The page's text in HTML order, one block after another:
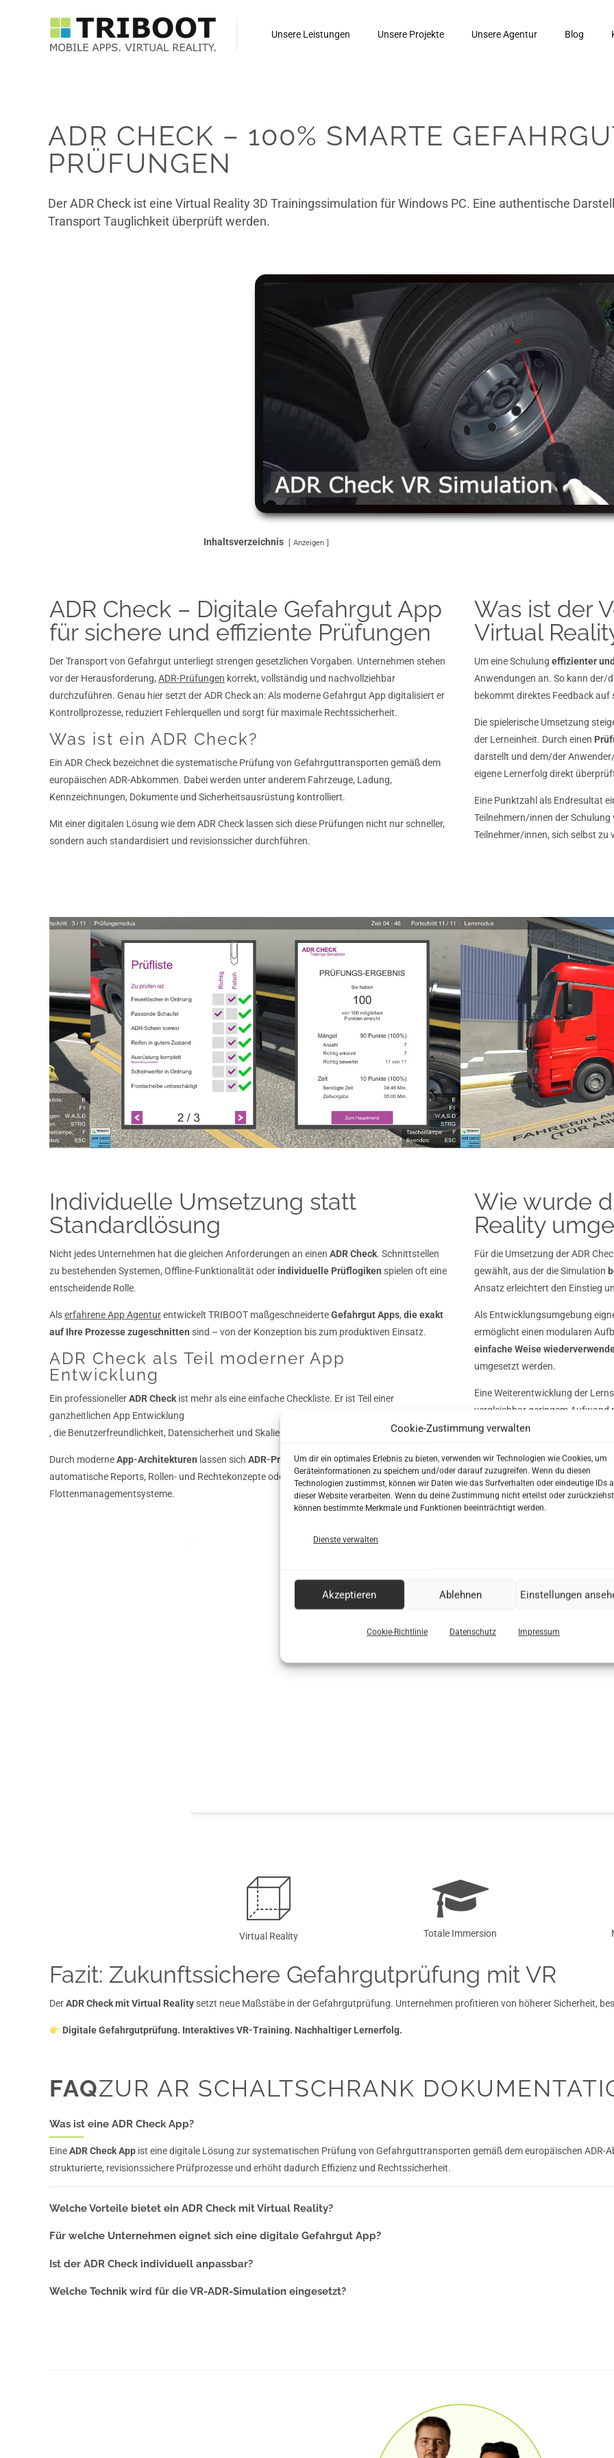
Cookie-Zustimmung verwalten
Um dir ein optimales Erlebnis zu bieten, verwenden wir Technologien wie Cookies, um
Geräteinformationen zu speichern und/oder darauf zuzugreifen. Wenn du diesen
Technologien zustimmst, können wir Daten wie das Surfverhalten oder eindeutige IDs
dieser Website verarbeiten. Wenn du deine Zustimmung nicht erteilst oder
können bestimmte Merkmale und Funktionen beeinträchtigt werden.
Dienste verwalten
Akzeptieren Ablehnen Einstellungen
Cookie-Richtlinie Datenschutz Impressum
Unsere Leistungen Unsere Projekte Unsere Agentur Blog
ADR CHECK – 100% SMARTE
PRÜFUNGEN
Der ADR Check ist eine Virtual Reality 3D Trainingssimulation für Windows PC. Eine authentische
Transport Tauglichkeit überprüft werden.
Inhaltsverzeichnis Anzeigen
ADR Check – Digitale Gefahrgut App
für sichere und effiziente Prüfungen
Der Transport von Gefahrgut unterliegt strengen gesetzlichen Vorgaben. Unternehmen stehen
vor der Herausforderung, ADR-Prüfungen korrekt, vollständig und nachvollziehbar
durchzuführen. Genau hier setzt der ADR Check an: Als moderne Gefahrgut App digitalisiert er
Kontrollprozesse, reduziert Fehlerquellen und sorgt für maximale Rechtssicherheit.
Was ist ein ADR Check?
Ein ADR Check bezeichnet die systematische Prüfung von Gefahrguttransporten gemäß dem
europäischen ADR-Abkommen. Dabei werden unter anderem Fahrzeuge, Ladung,
Kennzeichnungen, Dokumente und Sicherheitsausrüstung kontrolliert.
Mit einer digitalen Lösung wie dem ADR Check lassen sich diese Prüfungen nicht nur schneller,
sondern auch standardisiert und revisionssicher durchführen.
Was ist der
Virtual
Um eine Schulung effizienter
Anwendungen an. So kann der/
bekommt direktes Feedback auf
Die spielerische Umsetzung
der Lerneinheit. Durch einen
darstellt und dem/der
eigene Lernerfolg direkt
Eine Punktzahl als Endresultat
Teilnehmern/innen der
Teilnehmer/innen, sich selbst zu
Individuelle Umsetzung statt
Standardlösung
Nicht jedes Unternehmen hat die gleichen Anforderungen an einen ADR Check. Schnittstellen
zu bestehenden Systemen, Offline-Funktionalität oder individuelle Prüflogiken spielen oft eine
entscheidende Rolle.
Alserfahrene App Agenturentwickelt TRIBOOT maßgeschneiderteGefahrgut Apps, die exakt
auf Ihre Prozesse zugeschnitten sind – von der Konzeption bis zum produktiven Einsatz.
ADR Check als Teil moderner App
Entwicklung
Ein professionellerADR Check ist mehr als eine einfache Checkliste. Er ist Teil einer
ganzheitlichen App Entwicklung
, die Benutzerfreundlichkeit, Datensicherheit und Skalierbarkeit vereint.
Durch moderneApp-Architekturen lassen sich ADR-Prüfungenflexibel erweitern – etwa um
automatische Reports, Rollen- und Rechtekonzepte oder Anbindungen an ERP- und
Flottenmanagementsysteme.
Wie wurde
Reality
Für die Umsetzung der ADR
gewählt, aus der die Simulation
Ansatz erleichtert den Einstieg
Als Entwicklungsumgebung
ermöglicht einen modularen
einfache Weise
umgesetzt werden.
Eine Weiterentwicklung der
vergleichbar geringem Aufwand
Lernumgebung. Informieren Sie
Klicke auf "Ich stimme zu", um Youtube zu
Virtual Reality Totale Immersion
Fazit: Zukunftssichere Gefahrgutprüfung mit VR
DerADR Check mit Virtual Reality setzt neue Maßstäbe in der Gefahrgutprüfung. Unternehmen profitieren von höherer Sicherheit,
Digitale Gefahrgutprüfung. Interaktives VR-Training. Nachhaltiger Lernerfolg.
FAQZUR AR SCHALTSCHRANK
Was ist eine ADR Check App?
EineADR Check App ist eine digitale Lösung zur systematischen Prüfung von Gefahrguttransporten gemäß dem europäischen ADR-
strukturierte, revisionssichere Prüfprozesse und erhöht dadurch Effizienz und Rechtssicherheit.
Welche Vorteile bietet ein ADR Check mit Virtual Reality?
Für welche Unternehmen eignet sich eine digitale Gefahrgut App?
Ist der ADR Check individuell anpassbar?
Welche Technik wird für die VR-ADR-Simulation eingesetzt?